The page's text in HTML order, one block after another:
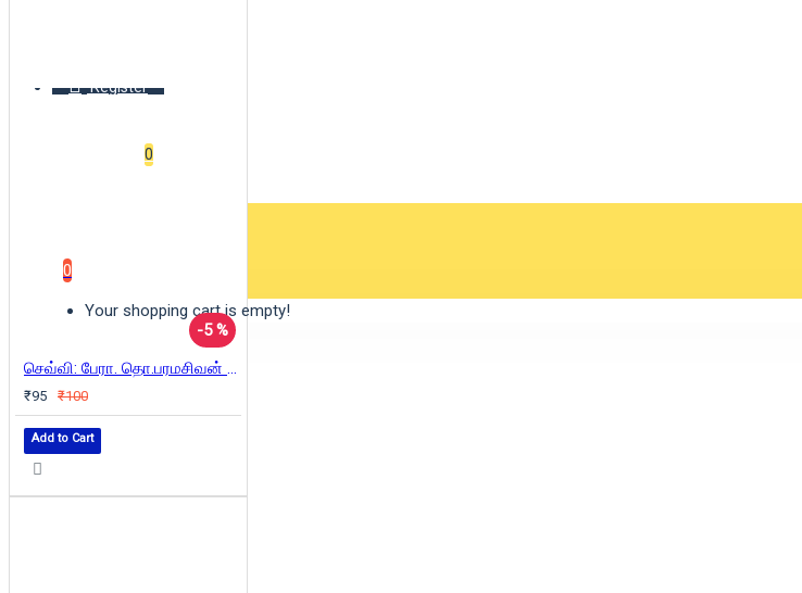
Register
0
0
Your shopping cart is empty!
-5 %
செவ்வி: பேரா. தொ.பரமசிவன் நேர்காணல்கள்
₹95 ₹100
Add to Cart